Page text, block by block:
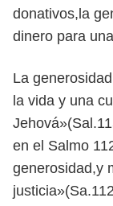
donativos,la
dinero para
La
la vida y una
en el Salmo
generosidad,y